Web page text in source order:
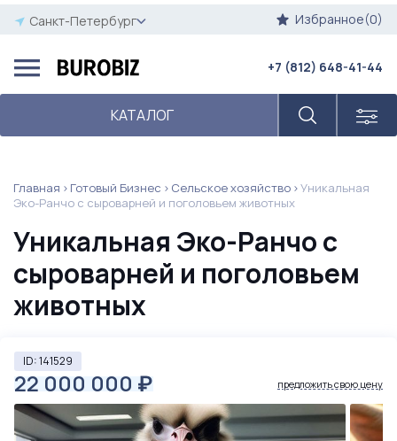
Санкт-Петербург Избранное(0)
КАТАЛОГ
+7 (812) 648-41-44
Главная Готовый Бизнес Сельское хозяйство
Уникальная
Эко-Ранчо с сыроварней и поголовьем животных
Уникальная Эко-Ранчо с
сыроварней и поголовьем
животных
ID: 141529
22 000 000 ₽ предложить свою цену